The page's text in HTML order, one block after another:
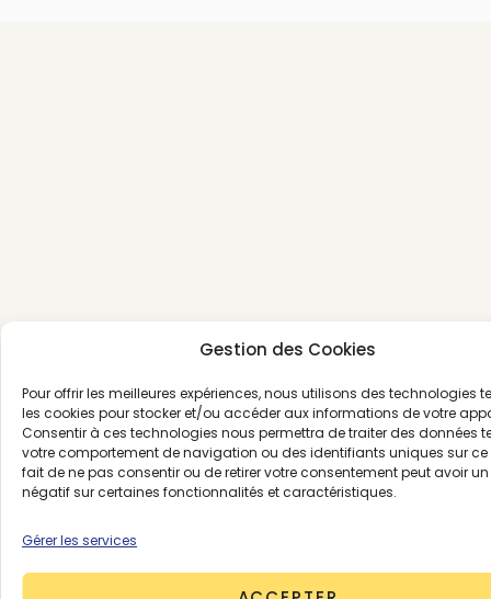
Gestion des Cookies
Pour offrir les meilleures expériences, nous utilisons des technologies
les cookies pour stocker et/ou accéder aux informations de votre
Consentir à ces technologies nous permettra de traiter des données
votre comportement de navigation ou des identifiants uniques sur ce
fait de ne pas consentir ou de retirer votre consentement peut avoir
négatif sur certaines fonctionnalités et caractéristiques.
Gérer les services